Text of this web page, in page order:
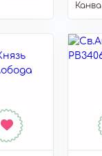
Канва